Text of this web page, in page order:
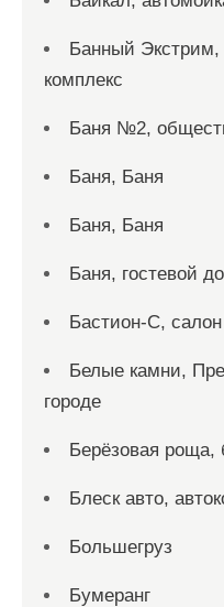
Банный Экстрим,
комплекс
Баня №2,
Баня, Баня
Баня, Баня
Баня, гостевой
Бастион-С,
Белые камни,
городе
Берёзовая роща,
Блеск авто,
Большегруз
Бумеранг